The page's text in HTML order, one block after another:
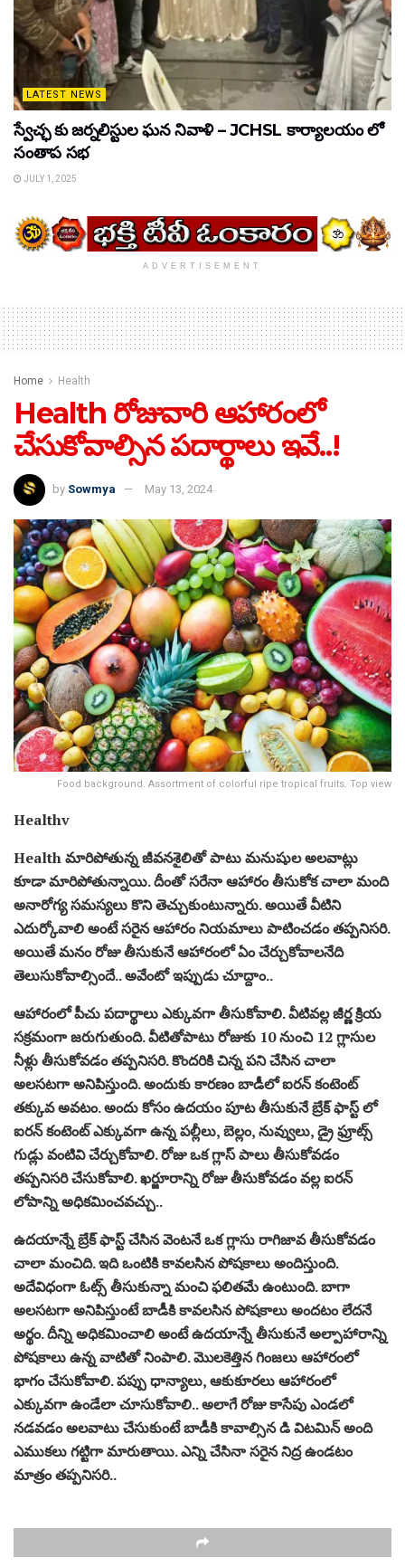
LATEST NEWS
స్వేచ్ఛ కు జర్నలిస్టుల ఘన నివాళి – JCHSL కార్యాలయం లో
సంతాప సభ
JULY 1, 2025
ADVERTISEMENT
Home Health
Health రోజువారి ఆహారంలో
చేసుకోవాల్సిన పదార్థాలు ఇవే..!
by Sowmya May 13, 2024
Food background. Assortment of colorful ripe tropical fruits. Top view
Healthv
Health మారిపోతున్న జీవనశైలితో పాటు మనుషుల అలవాట్లు
కూడా మారిపోతున్నాయి. దీంతో సరేనా ఆహారం తీసుకోక చాలా మంది
అనారోగ్య సమస్యలు కొని తెచ్చుకుంటున్నారు. అయితే వీటిని
ఎదుర్కోవాలి అంటే సరైన ఆహారం నియమాలు పాటించడం తప్పనిసరి.
అయితే మనం రోజు తీసుకునే ఆహారంలో ఏం చేర్చుకోవాలనేది
తెలుసుకోవాల్సిందే.. అవేంటో ఇప్పుడు చూద్దాం..
ఆహారంలో పీచు పదార్థాలు ఎక్కువగా తీసుకోవాలి. వీటివల్ల జీర్ణ క్రియ
సక్రమంగా జరుగుతుంది. వీటితోపాటు రోజుకు 10 నుంచి 12 గ్లాసుల
నీళ్లు తీసుకోవడం తప్పనిసరి. కొందరికి చిన్న పని చేసిన చాలా
అలసటగా అనిపిస్తుంది. అందుకు కారణం బాడీలో ఐరన్ కంటెంట్
తక్కువ అవటం. అందు కోసం ఉదయం పూట తీసుకునే బ్రేక్ ఫాస్ట్ లో
ఐరన్ కంటెంట్ ఎక్కువగా ఉన్న పల్లీలు, బెల్లం, నువ్వులు, డ్రై ఫ్రూట్స్
గుడ్లు వంటివి చేర్చుకోవాలి. రోజు ఒక గ్లాస్ పాలు తీసుకోవడం
తప్పనిసరి చేసుకోవాలి. ఖర్జూరాన్ని రోజు తీసుకోవడం వల్ల ఐరన్
లోపాన్ని అధికమించవచ్చు..
ఉదయాన్నే బ్రేక్ ఫాస్ట్ చేసిన వెంటనే ఒక గ్లాసు రాగిజావ తీసుకోవడం
చాలా మంచిది. ఇది ఒంటికి కావలసిన పోషకాలు అందిస్తుంది.
అదేవిధంగా ఓట్స్ తీసుకున్నా మంచి ఫలితమే ఉంటుంది. బాగా
అలసటగా అనిపిస్తుంటే బాడీకి కావలసిన పోషకాలు అందటం లేదనే
అర్థం. దీన్ని అధికమించాలి అంటే ఉదయాన్నే తీసుకునే అల్పాహారాన్ని
పోషకాలు ఉన్న వాటితో నింపాలి. మొలకెత్తిన గింజలు ఆహారంలో
భాగం చేసుకోవాలి. పప్పు ధాన్యాలు, ఆకుకూరలు ఆహారంలో
ఎక్కువగా ఉండేలా చూసుకోవాలి.. అలాగే రోజు కాసేపు ఎండలో
నడవడం అలవాటు చేసుకుంటే బాడీకి కావాల్సిన డి విటమిన్ అంది
ఎముకలు గట్టిగా మారుతాయి. ఎన్ని చేసినా సరైన నిద్ర ఉండటం
మాత్రం తప్పనిసరి..